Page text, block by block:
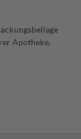
Apotheke.